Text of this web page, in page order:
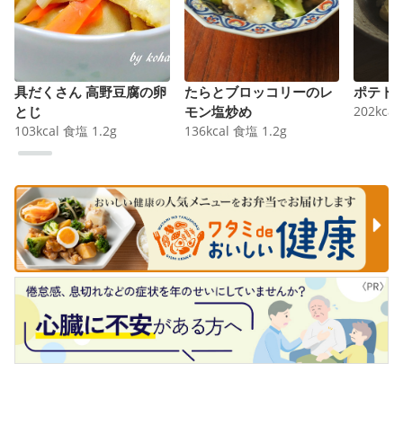
具だくさん 高野豆腐の卵
とじ
103kcal 食塩 1.2g
たらとブロッコリーのレ
モン塩炒め
136kcal 食塩 1.2g
ポテト
202kcal